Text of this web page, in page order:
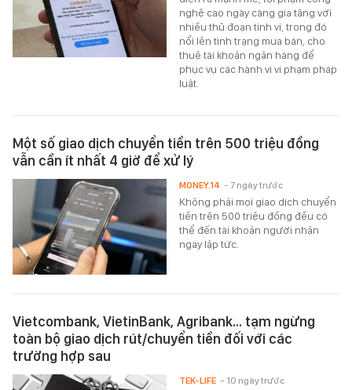
nghệ cao ngày càng gia tăng với
nhiều thủ đoạn tinh vi, trong đó
nổi lên tình trạng mua bán, cho
thuê tài khoản ngân hàng để
phục vụ các hành vi vi phạm pháp
luật.
Một số giao dịch chuyển tiền trên 500 triệu đồng
vẫn cần ít nhất 4 giờ để xử lý
Không phải mọi giao dịch chuyển
tiền trên 500 triệu đồng đều có
thể đến tài khoản người nhận
ngay lập tức.
MONEY.14 - 7 ngày trước
Vietcombank, VietinBank, Agribank… tạm ngừng
toàn bộ giao dịch rút/chuyển tiền đối với các
trường hợp sau
TEK-LIFE - 10 ngày trước